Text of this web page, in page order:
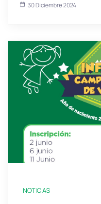
30 Diciembre 2024
NOTICIAS